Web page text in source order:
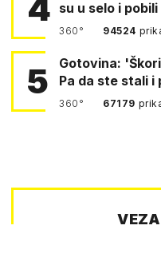
4 su u selo i
360° 94524
5
Gotovina:
Pa da ste stali
360° 67179